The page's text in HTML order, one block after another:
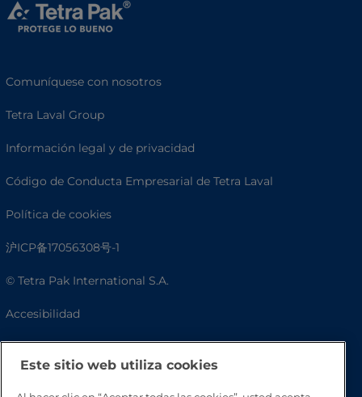
Comuníquese con nosotros
Tetra Laval Group
Información legal y de privacidad
Código de Conducta Empresarial de Tetra Laval
Política de cookies
沪ICP备17056308号-1
© Tetra Pak International S.A.
Accesibilidad
Preguntas frecuentes
Este sitio web utiliza cookies